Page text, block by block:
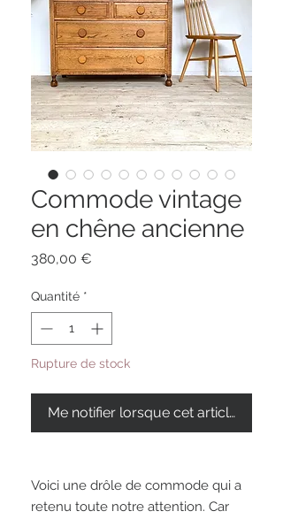
Commode vintage
en chêne ancienne
380,00 €
Quantité *
Rupture de stock
Me notifier lorsque cet article est
Voici une drôle de commode qui a
retenu toute notre attention. Car